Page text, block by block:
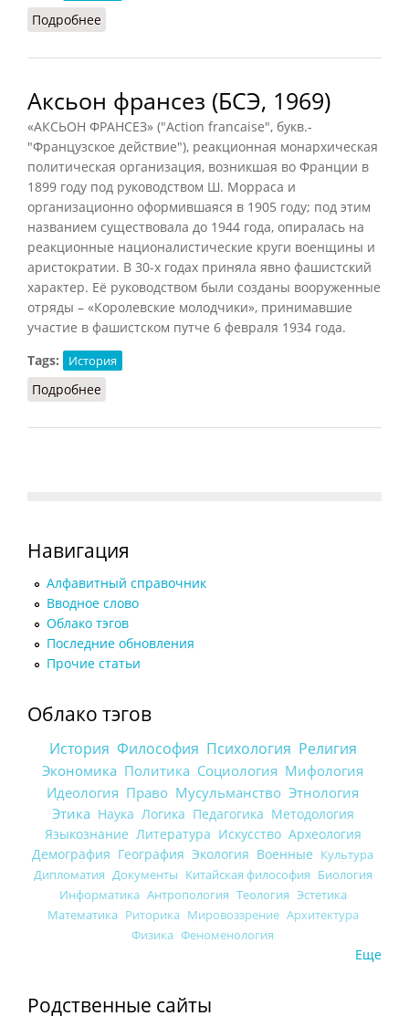
Подробнее
Аксьон франсез (БСЭ, 1969)
«АКСЬОН ФРАНСЕЗ» ("Action francaise", букв.-
"Французское действие"), реакционная монархическая
политическая организация, возникшая во Франции в
1899 году под руководством Ш. Морраса и
организационно оформившаяся в 1905 году; под этим
названием существовала до 1944 года, опиралась на
реакционные националистические круги военщины и
аристократии. В 30-х годах приняла явно фашистский
характер. Её руководством были созданы вооруженные
отряды – «Королевские молодчики», принимавшие
участие в фашистском путче 6 февраля 1934 года.
Tags:
История
Подробнее
Навигация
Алфавитный справочник
Вводное слово
Облако тэгов
Последние обновления
Прочие статьи
Облако тэгов
История Философия Психология Религия
Экономика Политика Социология Мифология
Идеология Право Мусульманство Этнология
Этика Наука Логика Педагогика Методология
Языкознание Литература Искусство Археология
Демография География Экология Военные Культура
Дипломатия Документы Китайская философия Биология
Информатика Антропология Теология Эстетика
Математика Риторика Мировоззрение Архитектура
Физика Феноменология
Еще
Родственные сайты